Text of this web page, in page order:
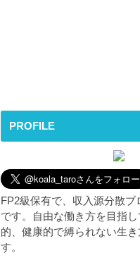
PROFILE
FP2級保有で、収入源分散ブ
です。自由な働き方を目指
的、健康的で縛られない生
す。